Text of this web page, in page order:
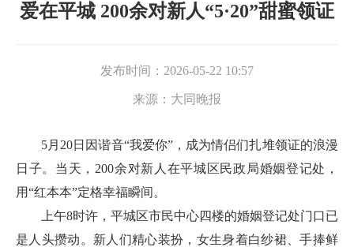
爱在平城 200余对新人“5·20”甜蜜领证
发布时间： 2026-05-22 10:57
来源： 大同晚报
5月20日因谐音“我爱你”，成为情侣们扎堆领证的浪漫
日子。当天，200余对新人在平城区民政局婚姻登记处，
用“红本本”定格幸福瞬间。
上午8时许，平城区市民中心四楼的婚姻登记处门口已
是人头攒动。新人们精心装扮，女生身着白纱裙、手捧鲜